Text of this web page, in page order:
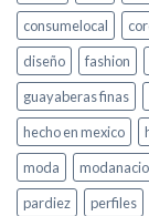
consumelocal
diseño
fashion
guayaberas finas
hecho en mexico
moda
pardiez
perfiles